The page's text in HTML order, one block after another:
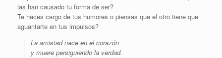
las han causado tu forma de ser?
Te haces cargo de tus humores o piensas que el otro tiene que
aguantarte en tus impulsos?
La amistad nace en el corazón
y muere persiguiendo la verdad.